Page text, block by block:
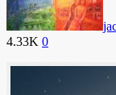
4.33K 0